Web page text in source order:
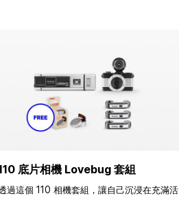
底片相機 Lovebug 套組
過這個 110 相機套組，讓自己沉浸在充滿活